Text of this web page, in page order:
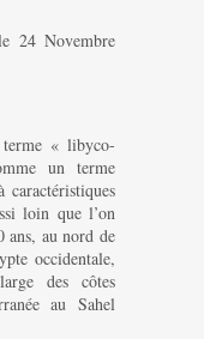
24 Novembre
« libyco-
un terme
loin que l’on
ans, au nord de
occidentale,
des côtes
au Sahel